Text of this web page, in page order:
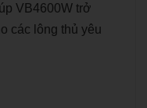
VB4600W trở
các lông thủ yêu